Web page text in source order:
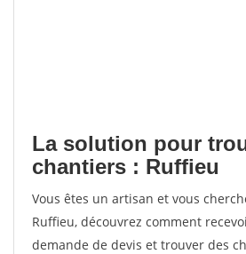
La solution pour
chantiers : Ruffieu
Vous êtes un artisan et vous
Ruffieu, découvrez comment
demande de devis et trouver des